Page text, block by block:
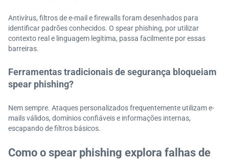
Antivírus, filtros de e-mail e firewalls foram desenhados para
identificar padrões conhecidos. O spear phishing, por utilizar
contexto real e linguagem legítima, passa facilmente por essas
barreiras.
Ferramentas tradicionais de segurança bloqueiam
spear phishing?
Nem sempre. Ataques personalizados frequentemente utilizam e-
mails válidos, domínios confiáveis e informações internas,
escapando de filtros básicos.
Como o spear phishing explora falhas de